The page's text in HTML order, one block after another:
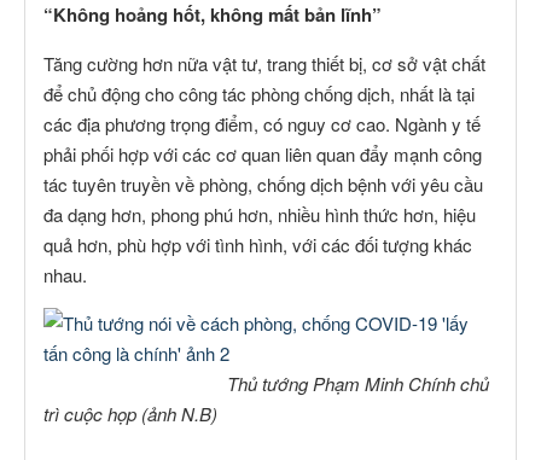
“Không hoảng hốt, không mất bản lĩnh”
Tăng cường hơn nữa vật tư, trang thiết bị, cơ sở vật chất
để chủ động cho công tác phòng chống dịch, nhất là tại
các địa phương trọng điểm, có nguy cơ cao. Ngành y tế
phải phối hợp với các cơ quan liên quan đẩy mạnh công
tác tuyên truyền về phòng, chống dịch bệnh với yêu cầu
đa dạng hơn, phong phú hơn, nhiều hình thức hơn, hiệu
quả hơn, phù hợp với tình hình, với các đối tượng khác
nhau.
Thủ tướng Phạm Minh Chính chủ
trì cuộc họp (ảnh N.B)